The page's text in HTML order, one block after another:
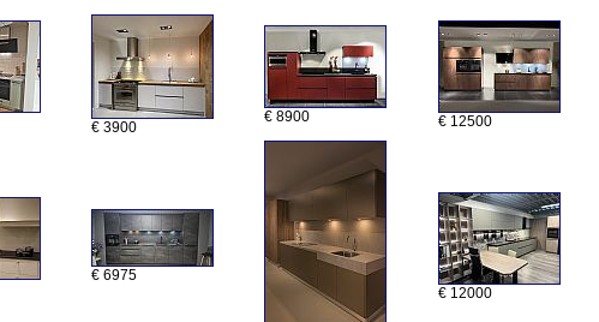
€ 3900
€ 8900 € 12500
€ 6975
€ 12000